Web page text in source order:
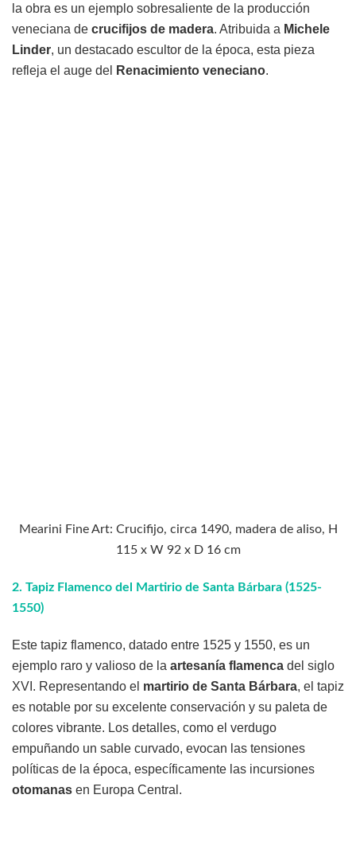
la obra es un ejemplo sobresaliente de la producción
veneciana de crucifijos de madera. Atribuida a Michele
Linder, un destacado escultor de la época, esta pieza
refleja el auge del
Renacimiento veneciano.
Mearini Fine Art: Crucifijo, circa 1490, madera de aliso, H
115 x W 92 x D 16 cm
2. Tapiz Flamenco del Martirio de Santa Bárbara (1525-
1550)
Este tapiz flamenco, datado entre 1525 y 1550, es un
ejemplo raro y valioso de la artesanía flamenca del siglo
XVI. Representando el martirio de Santa Bárbara, el tapiz
es notable por su excelente conservación y su paleta de
colores vibrante. Los detalles, como el verdugo
empuñando un sable curvado, evocan las tensiones
políticas de la época, específicamente las incursiones
otomanas en Europa Central.